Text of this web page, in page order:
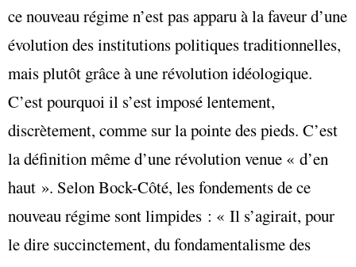
ce nouveau régime n’est pas apparu à la faveur d’une
évolution des institutions politiques traditionnelles,
mais plutôt grâce à une révolution idéologique.
C’est pourquoi il s’est imposé lentement,
discrètement, comme sur la pointe des pieds. C’est
la définition même d’une révolution venue « d’en
haut ». Selon Bock-Côté, les fondements de ce
nouveau régime sont limpides : « Il s’agirait, pour
le dire succinctement, du fondamentalisme des